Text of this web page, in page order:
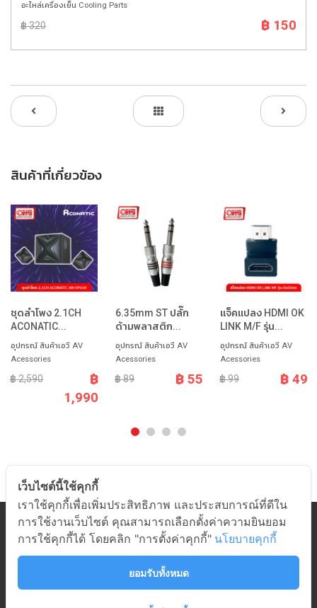
อะไหล่เครื่องเย็น Cooling Parts
฿ 320 ฿ 150
สินค้าที่เกี่ยวข้อง
ชุดลำโพง 2.1CH
ACONATIC...
อุปกรณ์ สินค้าเอวี AV
Acessories
฿ 2,590
฿
1,990
6.35mm ST ปลั๊ก
ด้ามพลาสติก...
อุปกรณ์ สินค้าเอวี AV
Acessories
฿ 89 ฿ 55
แจ็คแปลง HDMI OK
LINK M/F รุ่น...
อุปกรณ์ สินค้าเอวี AV
Acessories
฿ 99 ฿ 49
หมวดสินค้า
เกี่ยวกับอมร
ช่วยเหลือ
เว็บไซต์นี้ใช้คุกกี้
เราใช้คุกกี้เพื่อเพิ่มประสิทธิภาพ และประสบการณ์ที่ดีใน
การใช้งานเว็บไซต์ คุณสามารถเลือกตั้งค่าความยินยอม
การใช้คุกกี้ได้ โดยคลิก "การตั้งค่าคุกกี้" นโยบายคุกกี้
ยอมรับทั้งหมด